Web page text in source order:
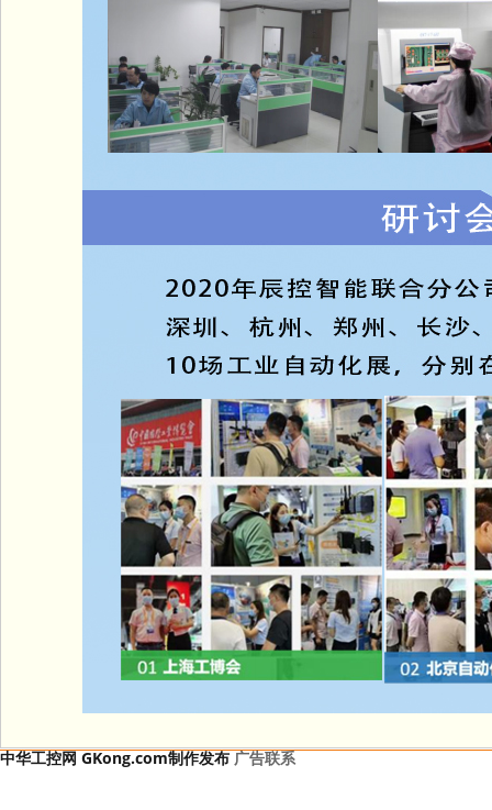
中华工控网 GKong.com制作发布广告联系